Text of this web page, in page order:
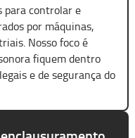
para controlar e
por máquinas,
Nosso foco é
fiquem dentro
e de segurança do